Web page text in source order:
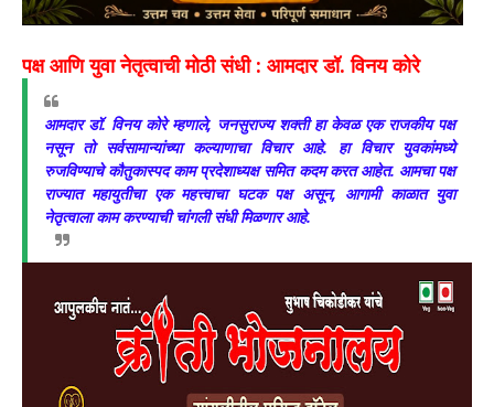
पक्ष आणि युवा नेतृत्वाची मोठी संधी : आमदार डॉ. विनय कोरे
आमदार डॉ. विनय कोरे म्हणाले, जनसुराज्य शक्ती हा केवळ एक राजकीय पक्ष
नसून तो सर्वसामान्यांच्या कल्याणाचा विचार आहे. हा विचार युवकांमध्ये
रुजविण्याचे कौतुकास्पद काम प्रदेशाध्यक्ष समित कदम करत आहेत. आमचा पक्ष
राज्यात महायुतीचा एक महत्त्वाचा घटक पक्ष असून, आगामी काळात युवा
नेतृत्वाला काम करण्याची चांगली संधी मिळणार आहे.